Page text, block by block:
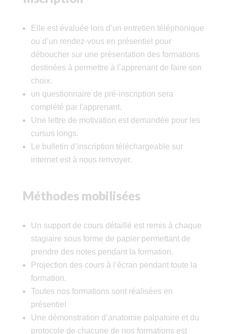
Elle est évaluée lors d’un entretien téléphonique
ou d’un rendez-vous en présentiel pour
déboucher sur une présentation des formations
destinées à permettre à l’apprenant de faire son
choix.
un questionnaire de pré-inscription sera
complété par l'apprenant.
Une lettre de motivation est demandée pour les
cursus longs.
Le bulletin d’inscription téléchargeable sur
internet est à nous renvoyer.
Méthodes mobilisées
Un support de cours détaillé est remis à chaque
stagiaire sous forme de papier permettant de
prendre des notes pendant la formation.
Projection des cours à l’écran pendant toute la
formation.
Toutes nos formations sont réalisées en
présentiel
Une démonstration d’anatomie palpatoire et du
protocole de chacune de nos formations est